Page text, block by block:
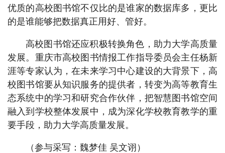
优质的高校图书馆不仅比的是谁家的数据库多，更比
的是谁能够把数据真正用好、管好。
高校图书馆还应积极转换角色，助力大学高质量
发展。重庆市高校图书情报工作指导委员会主任杨新
涯等专家认为，在未来学习中心建设的大背景下，高
校图书馆要从知识服务的提供者，转变为高等教育生
态系统中的学习和研究合作伙伴，把智慧图书馆空间
融入到学校整体发展中，成为深化学校教育教学的重
要手段，助力大学高质量发展。
（参与采写：魏梦佳 吴文诩）